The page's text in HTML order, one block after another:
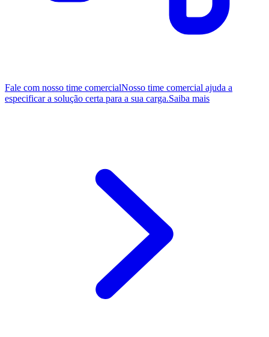
Fale com nosso time comercialNosso time comercial ajuda a
especificar a solução certa para a sua carga.Saiba mais